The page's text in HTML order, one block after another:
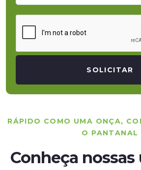
SOLICITAR
RÁPIDO COMO UMA ONÇA,
O PANTANAL
Conheça